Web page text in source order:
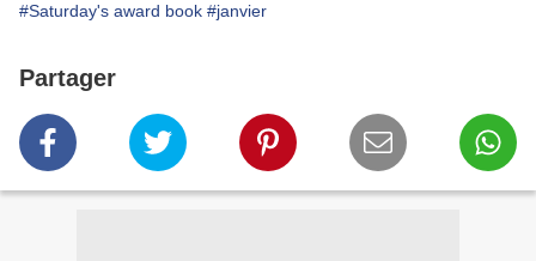
#Saturday's award book #janvier
Partager